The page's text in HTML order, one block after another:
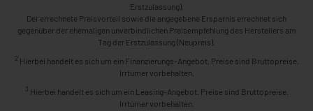
Erstzulassung).
Der errechnete Preisvorteil sowie die angegebene Ersparnis errechnet sich
gegenüber der ehemaligen unverbindlichen Preisempfehlung des Herstellers am
Tag der Erstzulassung (Neupreis).
2 Hierbei handelt es sich um ein Finanzierungs-Angebot. Preise sind Bruttopreise.
Irrtümer vorbehalten.
3 Hierbei handelt es sich um ein Leasing-Angebot. Preise sind Bruttopreise.
Irrtümer vorbehalten.